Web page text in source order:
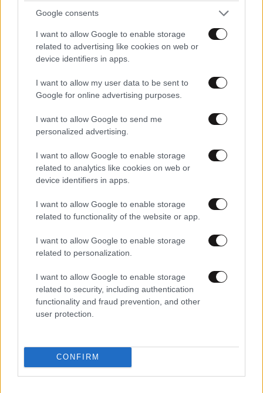
Google consents
I want to allow Google to enable storage
related to advertising like cookies on web or
device identifiers in apps.
I want to allow my user data to be sent to
Google for online advertising purposes.
I want to allow Google to send me
personalized advertising.
I want to allow Google to enable storage
related to analytics like cookies on web or
device identifiers in apps.
I want to allow Google to enable storage
related to functionality of the website or app.
I want to allow Google to enable storage
related to personalization.
I want to allow Google to enable storage
related to security, including authentication
functionality and fraud prevention, and other
user protection.
CONFIRM
Xαρακτήρες: 0/1000
Διαβάστε και ακολουθήστε τους κανόνες σχολιασμού
nikolaos 23·07·2014 22:39
Απαντήστε